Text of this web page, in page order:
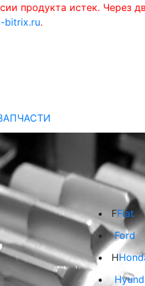
продукта истек. Через
bitrix.ru.
FFiat
Ford
H